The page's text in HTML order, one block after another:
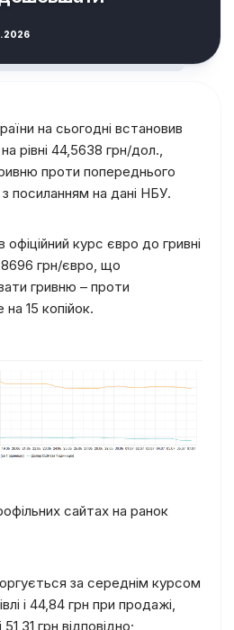
на сьогодні встановив
рівні 44,5638 грн/дол.,
проти попереднього
посиланням на дані НБУ.
курс євро до гривні
грн/євро, що
гривню – проти
15 копійок.
сайтах на ранок
за середнім курсом
і 44,84 грн при продажі,
грн відповідно;